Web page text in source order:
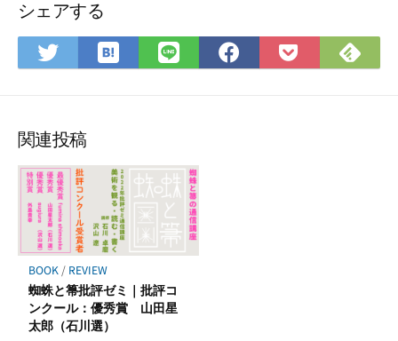
シェアする
Twitter
で
ア
は
て
ク
マ
ー
ク
に
保
存
LINE
で
Facebook
で
Pocket
に
で
関連投稿
BOOK/ REVIEW
蜘蛛と箒批評ゼミ｜批評コ
ンクール：優秀賞 山田星
太郎（石川選）